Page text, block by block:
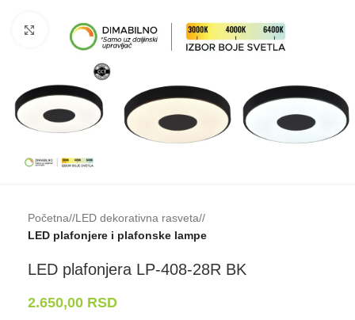
Klikni da uveličaš
Početna/ LED dekorativna rasveta/
LED plafonjere i plafonske lampe
LED plafonjera LP-⁠408-⁠28R BK
2.650,00 RSD